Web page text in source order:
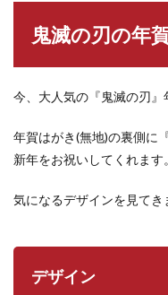
鬼滅の刃の年
今、大人気の『鬼滅の刃』
年賀はがき(無地)の裏側に
新年をお祝いしてくれます。
気になるデザインを見てき
デザイン